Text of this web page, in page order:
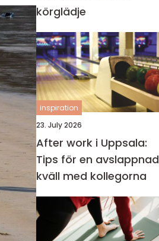
körglädje
inspiration
23. July 2026
After work i Uppsala:
Tips för en avslappnad
kväll med kollegorna